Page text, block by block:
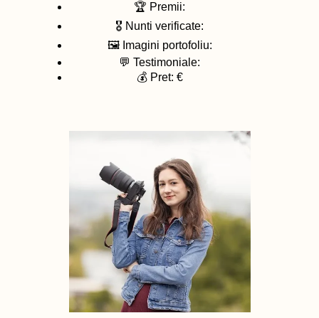
🏆 Premii:
🎖️ Nunti verificate:
🖼️ Imagini portofoliu:
💬 Testimoniale:
💰 Pret: €